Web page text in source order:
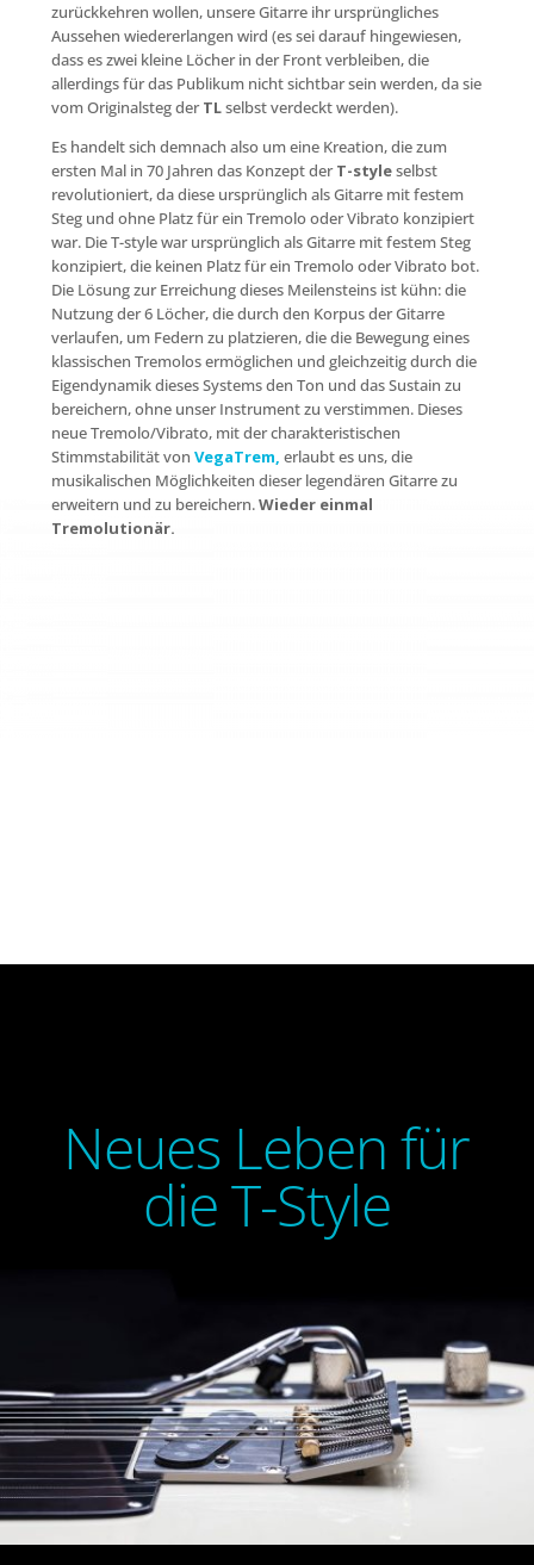
zurückkehren wollen, unsere Gitarre ihr ursprüngliches
Aussehen wiedererlangen wird (es sei darauf hingewiesen,
dass es zwei kleine Löcher in der Front verbleiben, die
allerdings für das Publikum nicht sichtbar sein werden, da sie
vom Originalsteg derTLselbst verdeckt werden).
Es handelt sich demnach also um eine Kreation, die zum
ersten Mal in 70 Jahren das Konzept derT-styleselbst
revolutioniert, da diese ursprünglich als Gitarre mit festem
Steg und ohne Platz für ein Tremolo oder Vibrato konzipiert
war. Die T-style war ursprünglich als Gitarre mit festem Steg
konzipiert, die keinen Platz für ein Tremolo oder Vibrato bot.
Die Lösung zur Erreichung dieses Meilensteins ist kühn: die
Nutzung der 6 Löcher, die durch den Korpus der Gitarre
verlaufen, um Federn zu platzieren, die die Bewegung eines
klassischen Tremolos ermöglichen und gleichzeitig durch die
Eigendynamik dieses Systems den Ton und das Sustain zu
bereichern, ohne unser Instrument zu verstimmen. Dieses
neue Tremolo/Vibrato, mit der charakteristischen
Stimmstabilität von VegaTrem, erlaubt es uns, die
musikalischen Möglichkeiten dieser legendären Gitarre zu
erweitern und zu bereichern.Wieder einmal
Tremolutionär.
Neues Leben für
die T-Style